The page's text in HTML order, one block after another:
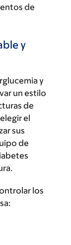
de
y
y
un estilo
de
el
sus
de
los